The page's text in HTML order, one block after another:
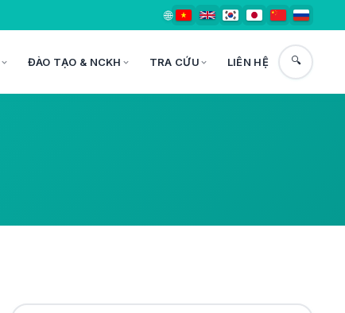
🌐
ĐÀO TẠO & NCKH TRA CỨU LIÊN HỆ 🔍